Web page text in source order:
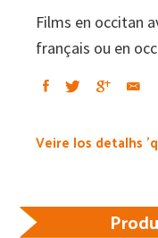
Films en occitan
français ou en
Veire los detalhs